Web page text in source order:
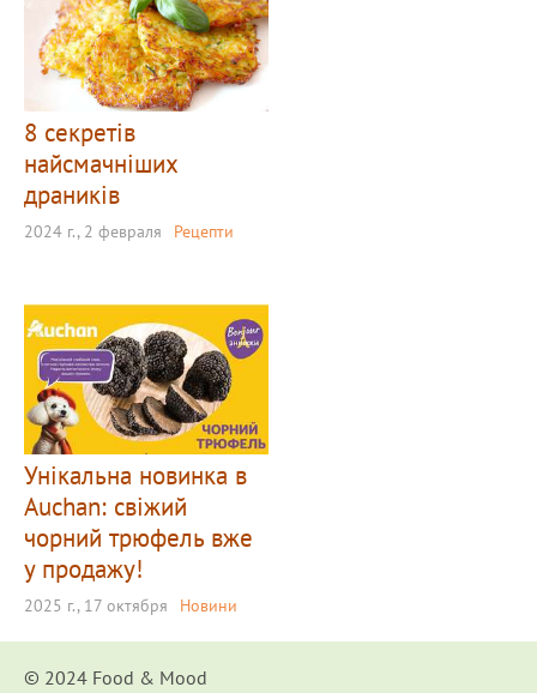
8 секретів
найсмачніших
драників
2024 г., 2 февраля Рецепти
Унікальна новинка в
Auchan: свіжий
чорний трюфель вже
у продажу!
2025 г., 17 октября Новини
© 2024 Food & Мood